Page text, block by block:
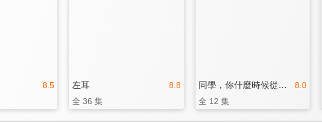
8.5 8.8
左耳
全 36 集
8.0
同學，你什麼時候從我家搬走？
全 12 集